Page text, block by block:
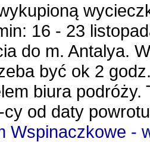
16 - 23
do m. Antalya.
być ok 2
biura
cy od daty
Wspinaczkowe -